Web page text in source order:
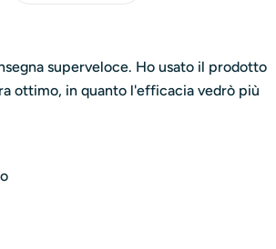
ogni giorno, dentro i nostri
sulle mani di chi trasforma la
superveloce. Ho usato il prodotto
ottimo, in quanto l'efficacia vedrò più